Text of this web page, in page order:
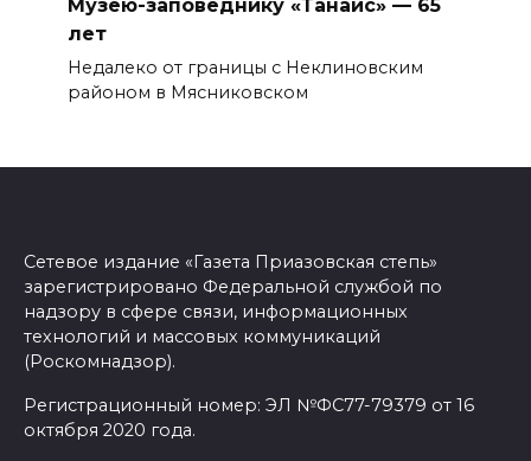
Музею-заповеднику «Танаис» — 65
лет
Недалеко от границы с Неклиновским
районом в Мясниковском
Сетевое издание «Газета Приазовская степь»
зарегистрировано Федеральной службой по
надзору в сфере связи, информационных
технологий и массовых коммуникаций
(Роскомнадзор).
Регистрационный номер: ЭЛ №ФС77-79379 от 16
октября 2020 года.